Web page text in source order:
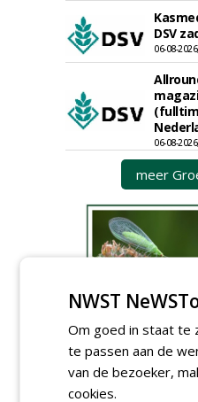
DSV
06-08-
06-08-
meer
GREEN OUTLET
Iedereen kan gratis
plaatsen via zijn
NWST
Om goed in staat te
te passen aan de
van de bezoeker,
cookies.